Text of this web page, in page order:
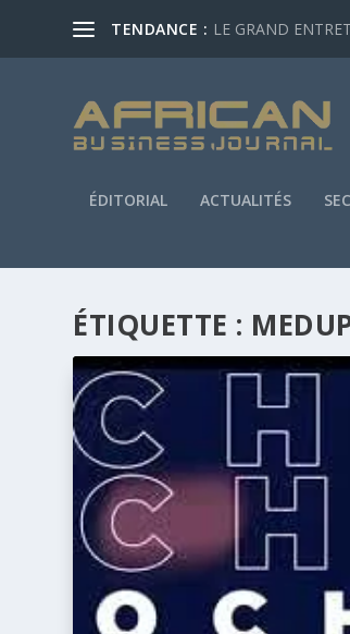
TENDANCE : LE GRAND
ÉDITORIAL ACTUALITÉS
ÉTIQUETTE :